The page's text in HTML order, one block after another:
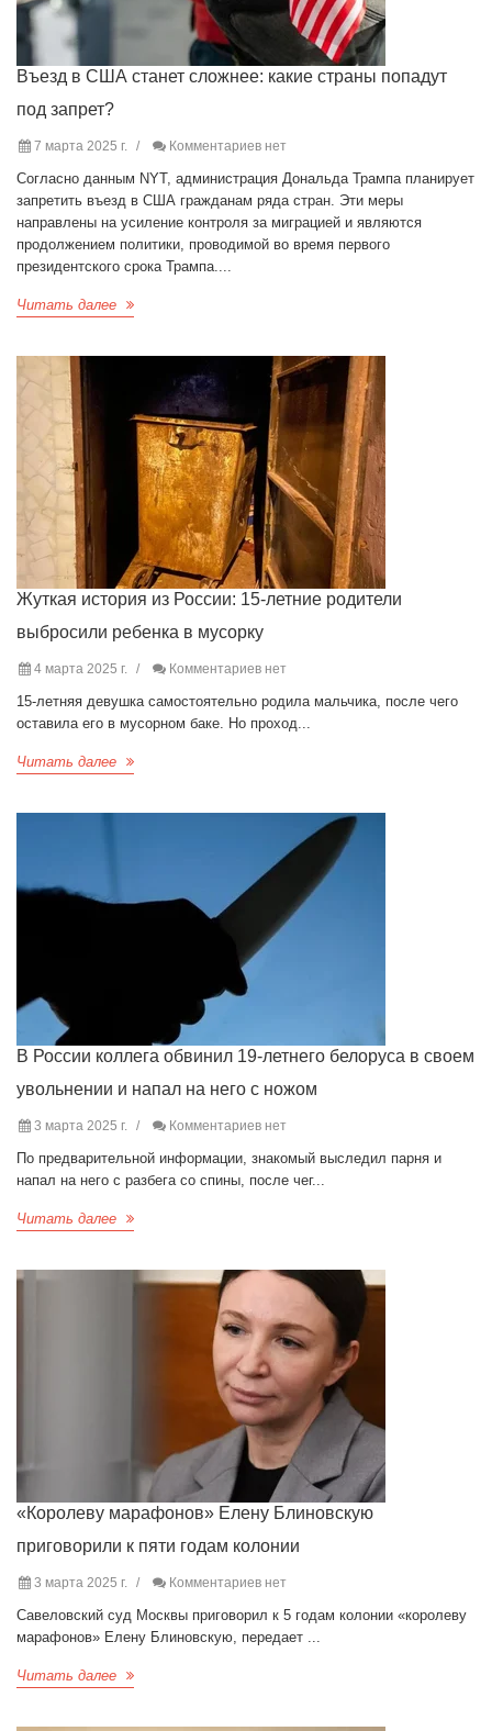
Въезд в США станет сложнее: какие страны попадут
под запрет?
7 марта 2025 г. Комментариев нет
Согласно данным NYT, администрация Дональда Трампа планирует
запретить въезд в США гражданам ряда стран. Эти меры
направлены на усиление контроля за миграцией и являются
продолжением политики, проводимой во время первого
президентского срока Трампа....
Читать далее
Жуткая история из России: 15-летние родители
выбросили ребенка в мусорку
4 марта 2025 г. Комментариев нет
15-летняя девушка самостоятельно родила мальчика, после чего
оставила его в мусорном баке. Но проход...
Читать далее
В России коллега обвинил 19-летнего белоруса в своем
увольнении и напал на него с ножом
3 марта 2025 г. Комментариев нет
По предварительной информации, знакомый выследил парня и
напал на него с разбега со спины, после чег...
Читать далее
«Королеву марафонов» Елену Блиновскую
приговорили к пяти годам колонии
3 марта 2025 г. Комментариев нет
Савеловский суд Москвы приговорил к 5 годам колонии «королеву
марафонов» Елену Блиновскую, передает ...
Читать далее